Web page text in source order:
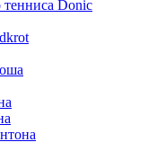
тенниса Donic